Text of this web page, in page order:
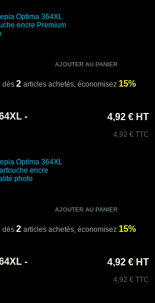
Optima 364XL
encre Premium
dès 2 articles achetés, économisez 15%
-
Optima 364XL
encre
photo
4,92 € HT
4,92 € TTC
dès 2 articles achetés, économisez 15%
-
4,92 € HT
4,92 € TTC